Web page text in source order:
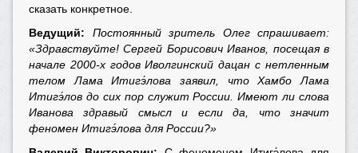
сказать конкретное.
Ведущий:
Постоянный зритель Олег спрашивает:
«Здравствуйте! Сергей Борисович Иванов, посещая в
начале 2000-х годов Иволгинскийдацан с нетленным
телом Лама Итигэ́лова заявил, что Хамбо Лама
Итигэ́лов до сих пор служит России. Имеют ли слова
Иванова здравый смысл и если да, что значит
феномен Итигэ́лова для России?»